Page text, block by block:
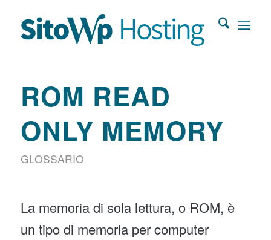
ROM READ
ONLY MEMORY
GLOSSARIO
La memoria di sola lettura, o ROM, è
un tipo di memoria per computer